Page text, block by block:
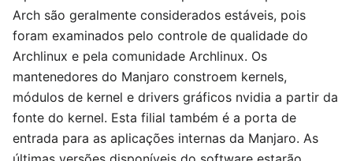
Arch são geralmente considerados estáveis, pois
foram examinados pelo controle de qualidade do
Archlinux e pela comunidade Archlinux. Os
mantenedores do Manjaro constroem kernels,
módulos de kernel e drivers gráficos nvidia a partir da
fonte do kernel. Esta filial também é a porta de
entrada para as aplicações internas da Manjaro. As